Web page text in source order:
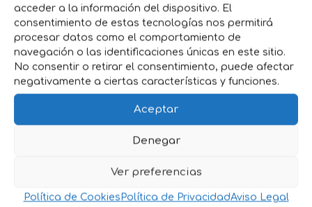
acceder a la información del dispositivo. El
consentimiento de estas tecnologías nos permitirá
procesar datos como el comportamiento de
navegación o las identificaciones únicas en este sitio.
No consentir o retirar el consentimiento, puede afectar
negativamente a ciertas características y funciones.
Aceptar
Denegar
Ver preferencias
Política de Cookies Política de PrivacidadAviso Legal
Único collar con una eficacia repelente
frente al flebotomo de hasta el 98 %
durante 12 meses de forma persistente
con un solo collar*
Adaptado a las actuales condiciones
Efecto repelente(antialimentación) frente
al flebotomo, por lo que puede usarse
prevención frente a la leishmaniosis.
La deltametrina, principio activo del